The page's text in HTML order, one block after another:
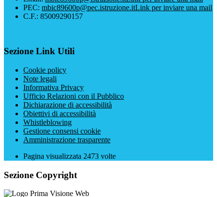
PEC: mbic89600p@pec.istruzione.itLink per inviare una mail
C.F.: 85009290157
Sezione Link Utili
Cookie policy
Note legali
Informativa Privacy
Ufficio Relazioni con il Pubblico
Dichiarazione di accessibilità
Obiettivi di accessibilità
Whistleblowing
Gestione consensi cookie
Amministrazione trasparente
Pagina visualizzata 2473 volte
Sezione Copyright